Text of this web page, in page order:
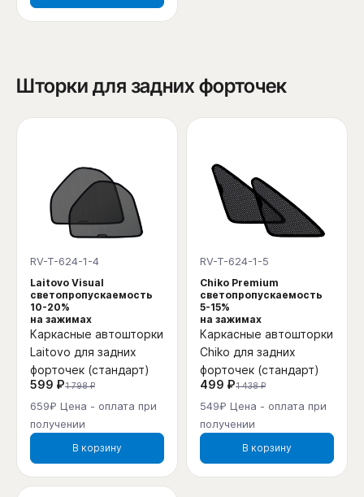
Шторки для задних форточек
RV-T-624-1-4
Laitovo Visual
светопропускаемость
10-20%
на зажимах
Каркасные автошторки
Laitovo для задних
форточек (стандарт)
599 ₽1 798 ₽
659₽ Цена - оплата при
получении
В корзину
RV-T-624-1-5
Chiko Premium
светопропускаемость
5-15%
на зажимах
Каркасные автошторки
Chiko для задних
форточек (стандарт)
499 ₽1 438 ₽
549₽ Цена - оплата при
получении
В корзину